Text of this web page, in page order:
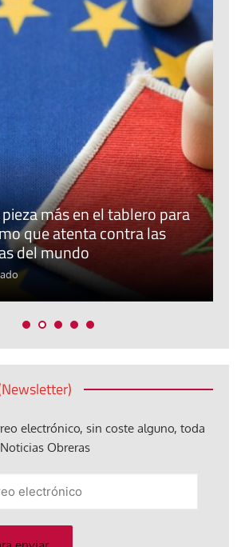
más en el tablero para
que atenta contra las
del mundo
electrónico, sin coste alguno, toda
Obreras